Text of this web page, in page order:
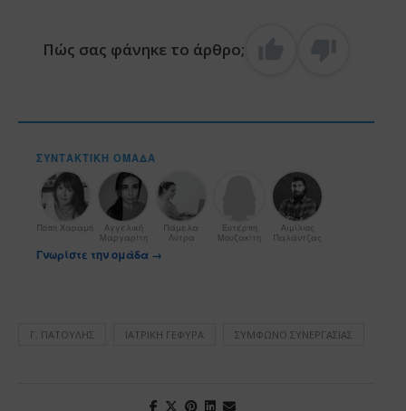
Πώς σας φάνηκε το άρθρο;
ΣΥΝΤΑΚΤΙΚΉ ΟΜΆΔΑ
Πόπη Χαραμή
Αγγελική
Μαργαρίτη
Πάμελα
Λύτρα
Ευτέρπη
Μουζακίτη
Αιμίλιος
Παλάντζας
Γνωρίστε την ομάδα →
Γ. ΠΑΤΟΎΛΗΣ ΙΑΤΡΙΚΉ ΓΈΦΥΡΑ ΣΎΜΦΩΝΟ ΣΥΝΕΡΓΑΣΊΑΣ